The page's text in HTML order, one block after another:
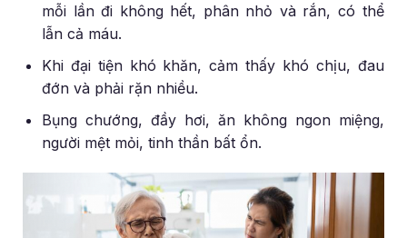
mỗi lần đi không hết, phân nhỏ và rắn, có thể
lẫn cả máu.
Khi đại tiện khó khăn, cảm thấy khó chịu, đau
đớn và phải rặn nhiều.
Bụng chướng, đầy hơi, ăn không ngon miệng,
người mệt mỏi, tinh thần bất ổn.